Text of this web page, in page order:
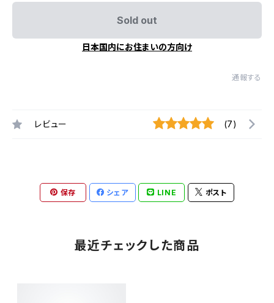
Sold out
日本国内にお住まいの方向け
通報する
レビュー (7)
保存 シェア LINE ポスト
最近チェックした商品